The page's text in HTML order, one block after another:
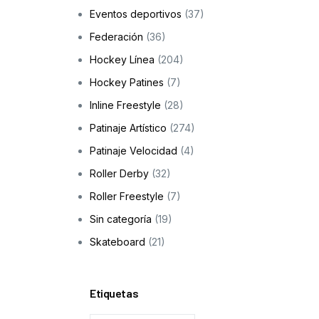
a la infancia y adolescencia
Skateboarding
Eventos deportivos (37)
Federación (36)
Hockey Línea (204)
Hockey Patines (7)
Inline Freestyle (28)
Patinaje Artístico (274)
Patinaje Velocidad (4)
Roller Derby (32)
Roller Freestyle (7)
Sin categoría (19)
Skateboard (21)
Etiquetas